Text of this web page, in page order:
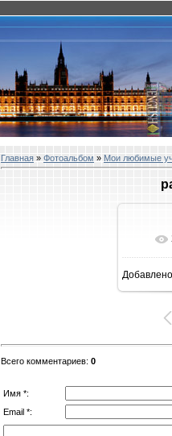
Главная » Фотоальбом » Мои любимые
Добавлено
Всего комментариев: 0
Имя *:
Email *: